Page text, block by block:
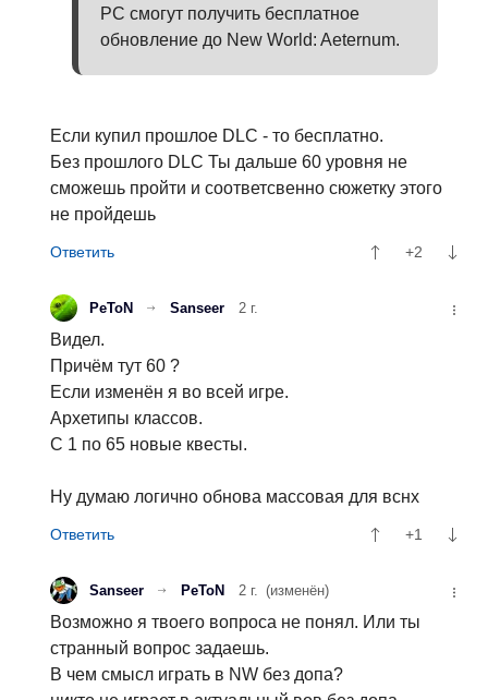
PC смогут получить бесплатное
обновление до New World: Aeternum.
Если купил прошлое DLC - то бесплатно.
Без прошлого DLC Ты дальше 60 уровня не
сможешь пройти и соответсвенно сюжетку этого
не пройдешь
+2
PeToN Sanseer 2 г.
Видел.
Причём тут 60 ?
Если изменён я во всей игре.
Архетипы классов.
С 1 по 65 новые квесты.
Ну думаю логично обнова массовая для вснх
+1
Sanseer PeToN 2 г. (изменён)
Возможно я твоего вопроса не понял. Или ты
странный вопрос задаешь.
В чем смысл играть в NW без допа?